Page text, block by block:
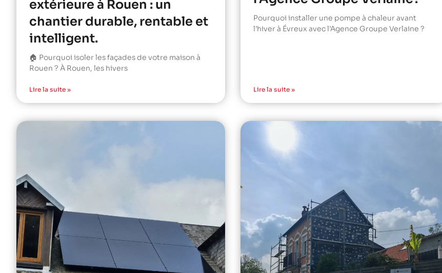
extérieure à Rouen : un
chantier durable, rentable et
intelligent.
🏠 Pourquoi isoler les façades de votre maison à
Rouen ? À Rouen, les hivers
Lire la suite »
Pourquoi installer une pompe à chaleur avant
l’hiver à Évreux avec l’Agence Groupe Verlaine ?
Lire la suite »